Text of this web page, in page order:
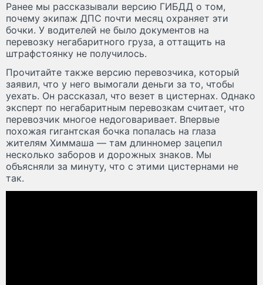
Ранее мы рассказывали версию ГИБДД о том,
почему экипаж ДПС почти месяц охраняет эти
бочки. У водителей не было документов на
перевозку негабаритного груза, а оттащить на
штрафстоянку не получилось.
Прочитайте также версию перевозчика, который
заявил, что у него вымогали деньги за то, чтобы
уехать. Он рассказал, что везет в цистернах. Однако
эксперт по негабаритным перевозкам считает, что
перевозчик многое недоговаривает. Впервые
похожая гигантская бочка попалась на глаза
жителям Химмаша — там длинномер зацепил
несколько заборов и дорожных знаков. Мы
объясняли за минуту, что с этими цистернами не
так.